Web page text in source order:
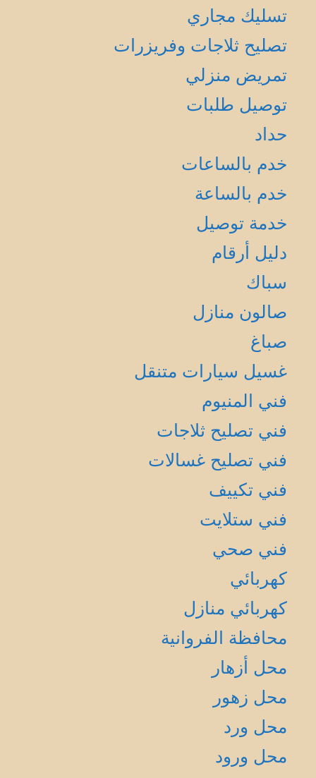
تسليك مجاري
تصليح ثلاجات وفريزرات
تمريض منزلي
توصيل طلبات
حداد
خدم بالساعات
خدم بالساعة
خدمة توصيل
دليل أرقام
سباك
صالون منازل
صباغ
غسيل سيارات متنقل
فني المنيوم
فني تصليح ثلاجات
فني تصليح غسالات
فني تكييف
فني ستلايت
فني صحي
كهربائي
كهربائي منازل
محافظة الفروانية
محل أزهار
محل زهور
محل ورد
محل ورود